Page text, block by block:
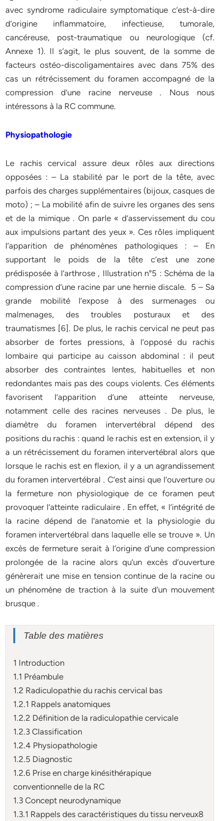
avec syndrome radiculaire symptomatique c’est-à-dire
d’origine inflammatoire, infectieuse, tumorale,
cancéreuse, post-traumatique ou neurologique (cf.
Annexe 1). Il s’agit, le plus souvent, de la somme de
facteurs ostéo-discoligamentaires avec dans 75% des
cas un rétrécissement du foramen accompagné de la
compression d’une racine nerveuse . Nous nous
intéressons à la RC commune.
Physiopathologie
Le rachis cervical assure deux rôles aux directions
opposées : – La stabilité par le port de la tête, avec
parfois des charges supplémentaires (bijoux, casques de
moto) ; – La mobilité afin de suivre les organes des sens
et de la mimique . On parle « d’asservissement du cou
aux impulsions partant des yeux ». Ces rôles impliquent
l’apparition de phénomènes pathologiques : – En
supportant le poids de la tête c’est une zone
prédisposée à l’arthrose , Illustration n°5 : Schéma de la
compression d’une racine par une hernie discale. 5 – Sa
grande mobilité l’expose à des surmenages ou
malmenages, des troubles posturaux et des
traumatismes [6]. De plus, le rachis cervical ne peut pas
absorber de fortes pressions, à l’opposé du rachis
lombaire qui participe au caisson abdominal : il peut
absorber des contraintes lentes, habituelles et non
redondantes mais pas des coups violents. Ces éléments
favorisent l’apparition d’une atteinte nerveuse,
notamment celle des racines nerveuses . De plus, le
diamètre du foramen intervertébral dépend des
positions du rachis : quand le rachis est en extension, il y
a un rétrécissement du foramen intervertébral alors que
lorsque le rachis est en flexion, il y a un agrandissement
du foramen intervertébral . C’est ainsi que l’ouverture ou
la fermeture non physiologique de ce foramen peut
provoquer l’atteinte radiculaire . En effet, « l’intégrité de
la racine dépend de l’anatomie et la physiologie du
foramen intervertébral dans laquelle elle se trouve ». Un
excès de fermeture serait à l’origine d’une compression
prolongée de la racine alors qu’un excès d’ouverture
génèrerait une mise en tension continue de la racine ou
un phénomène de traction à la suite d’un mouvement
brusque .
Table des matières
1 Introduction
1.1 Préambule
1.2 Radiculopathie du rachis cervical bas
1.2.1 Rappels anatomiques
1.2.2 Définition de la radiculopathie cervicale
1.2.3 Classification
1.2.4 Physiopathologie
1.2.5 Diagnostic
1.2.6 Prise en charge kinésithérapique
conventionnelle de la RC
1.3 Concept neurodynamique
1.3.1 Rappels des caractéristiques du tissu nerveux8